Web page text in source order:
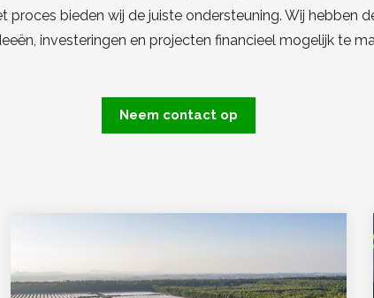
proces bieden wij de juiste ondersteuning. Wij hebben
investeringen en projecten financieel mogelijk te
Neem contact op